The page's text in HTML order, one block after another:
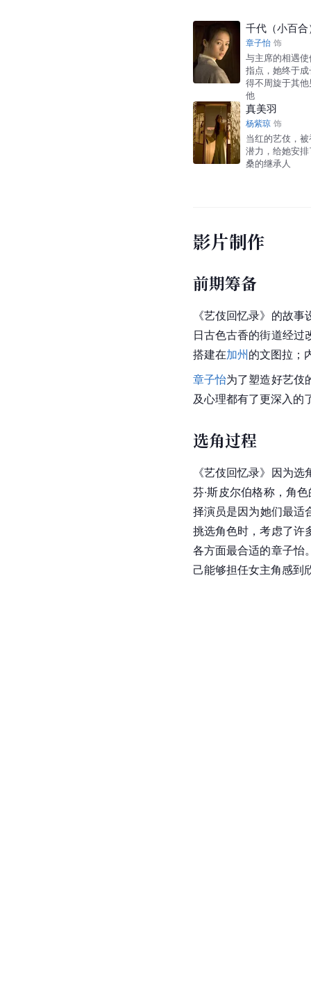
千代（小百合
章子怡 饰
与主席的相遇
指点，她终于
得不周旋于其
他
真美羽
杨紫琼 饰
当红的艺伎，
潜力，给她安
桑的继承人
影片制作
前期筹备
《艺伎回忆录》的故事
日古色古香的街道经过
搭建在加州的文图拉
章子怡为了塑造好艺伎
及心理都有了更深入的
选角过程
《艺伎回忆录》因为
芬·斯皮尔伯格称，角
择演员是因为她们最适
挑选角色时，考虑了许
各方面最合适的章子怡
己能够担任女主角感到